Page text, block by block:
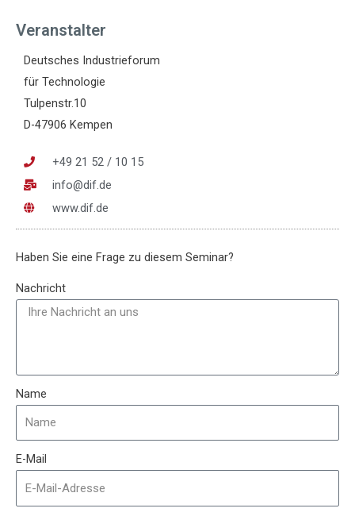
Veranstalter
Deutsches Industrieforum
für Technologie
Tulpenstr.10
D-47906 Kempen
+49 21 52 / 10 15
info@dif.de
www.dif.de
Haben Sie eine Frage zu diesem Seminar?
Nachricht
Name
E-Mail